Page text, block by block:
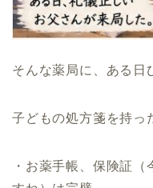
そんな薬局に、ある日
子どもの処方箋を持っ
・お薬手帳、保険証